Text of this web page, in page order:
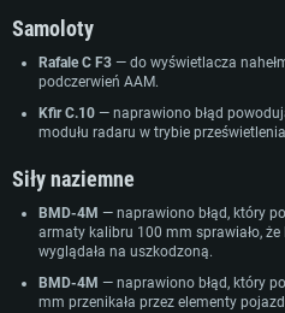
For PC
Minimalne
Minimalne
Minimalne
Samoloty
RafaleC F3 — do wyświetlacza
podczerwień AAM.
Kfir C.10 — naprawiono błąd
modułu radaru w trybie
Siły naziemne
BMD-4M — naprawiono błąd, który
armaty kalibru 100 mm sprawiało,
wyglądała na uszkodzoną.
BMD-4M — naprawiono błąd, który
mm przenikała przez elementy